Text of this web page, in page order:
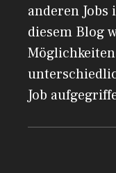
anderen
diesem Blog
Job